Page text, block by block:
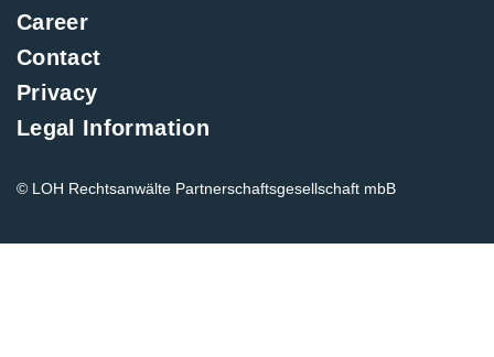
Career
Contact
Privacy
Legal Information
© LOH Rechtsanwälte Partnerschaftsgesellschaft mbB